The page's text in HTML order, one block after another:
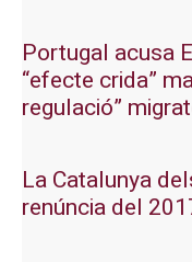
Portugal acusa
“efecte crida”
regulació”
La Catalunya
renúncia del